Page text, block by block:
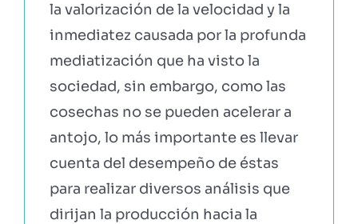
la valorización de la velocidad y la
inmediatez causada por la profunda
mediatización que ha visto la
sociedad, sin embargo, como las
cosechas no se pueden acelerar a
antojo, lo más importante es llevar
cuenta del desempeño de éstas
para realizar diversos análisis que
dirijan la producción hacia la